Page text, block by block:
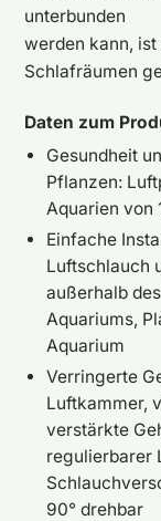
unterbunden
werden kann,
Schlafräumen
Daten zum
Gesundheit
Pflanzen:
Aquarien von
Einfache
Luftschlauch
außerhalb des
Aquariums,
Aquarium
Verringerte
Luftkammer,
verstärkte
regulierbarer
90° drehbar